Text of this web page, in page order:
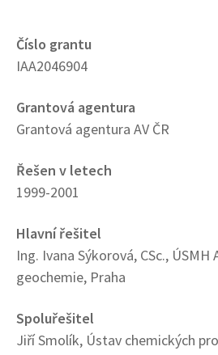
Číslo grantu
IAA2046904
Grantová agentura
Grantová agentura AV ČR
Řešen v letech
1999-2001
Hlavní řešitel
Ing. Ivana Sýkorová, CSc., ÚSMH
geochemie, Praha
Spoluřešitel
Jiří Smolík, Ústav chemických